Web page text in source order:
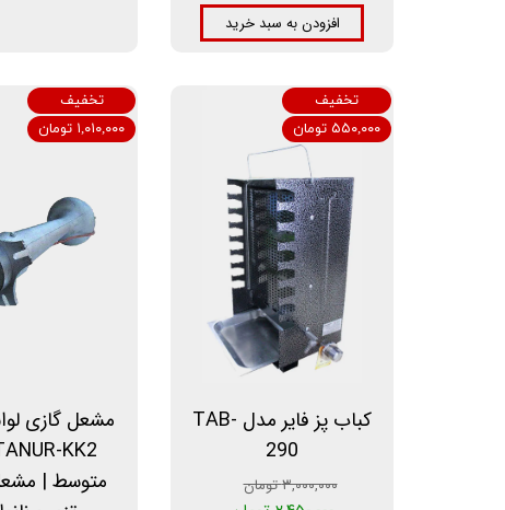
افزودن به سبد خرید
کباب پز فایر مدل TAB-
290
۳,۰۰۰,۰۰۰ تومان
تخفیف
۵۵۰,۰۰۰ تومان
مشعل گازی
متوسط |
تخفیف
۱,۰۱۰,۰۰۰ تومان